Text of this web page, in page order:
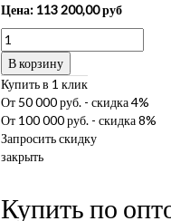
Цена: 113 200,00руб
В корзину
Купить в 1 клик
От 50 000 руб. - скидка 4%
От 100 000 руб. - скидка 8%
Запросить скидку
закрыть
Купить по